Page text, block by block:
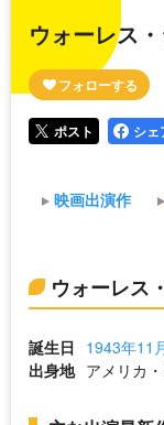
ウォーレス
ポスト シェ
映画出演作
ウォーレス
誕生日 1943年11
出身地 アメリカ